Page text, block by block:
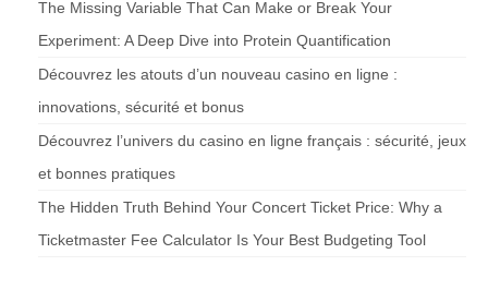
The Missing Variable That Can Make or Break Your
Experiment: A Deep Dive into Protein Quantification
Découvrez les atouts d’un nouveau casino en ligne :
innovations, sécurité et bonus
Découvrez l’univers du casino en ligne français : sécurité, jeux
et bonnes pratiques
The Hidden Truth Behind Your Concert Ticket Price: Why a
Ticketmaster Fee Calculator Is Your Best Budgeting Tool